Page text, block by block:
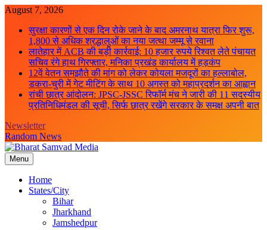
Skip
content
August 7, 2026
सुरक्षा कारणों से एक दिन रोके जाने के बाद अमरनाथ यात्रा फिर शुरू,
1,800 से अधिक श्रद्धालुओं का नया जत्था जम्मू से रवाना
लातेहार में ACB की बड़ी कार्रवाई: 10 हजार रुपये रिश्वत लेते पंचायत
सचिव रंगे हाथ गिरफ्तार, मनिका प्रखंड कार्यालय में हड़कंप
12वें वेतन समझौते की मांग को लेकर कोयला मजदूरों का हल्लाबोल,
डकरा-चुरी में गेट मीटिंग के साथ 10 अगस्त को महाप्रदर्शन का आह्वान
रांची छात्र आंदोलन: JPSC-JSSC रिफॉर्म मंच ने जारी की 11 सदस्यीय
प्रतिनिधिमंडल की सूची, सिर्फ छात्र रखेंगे सरकार के समक्ष अपनी बात
Newsletter
Random News
Bharat Samvad Media
Menu
Home
States/City
Bihar
Jharkhand
Jamshedpur